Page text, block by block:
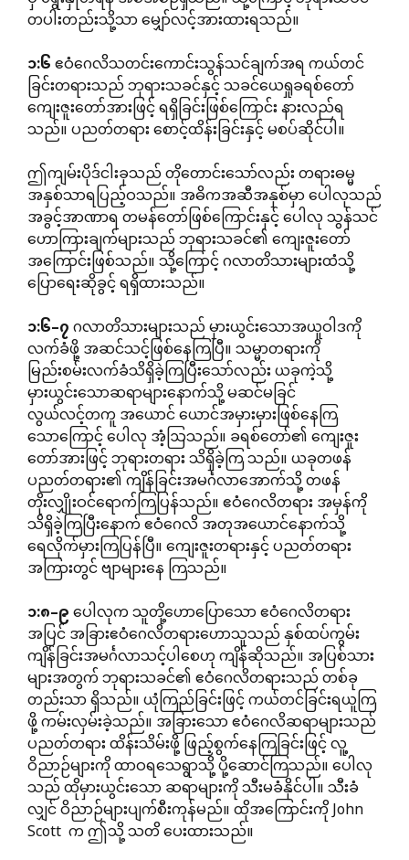
တပါးတည်းသို့သာ မျှော်လင့်အားထားရသည်။
၁:၆ဧဝံဂေလိသတင်းကောင်းသွန်သင်ချက်အရ ကယ်တင်
ခြင်းတရားသည် ဘုရားသခင်နှင့် သခင်ယေရှုခရစ်တော်
ကျေးဇူးတော်အားဖြင့် ရရှိခြင်းဖြစ်ကြောင်း နားလည်ရ
သည်။ ပညတ်တရား စောင့်ထိန်းခြင်းနှင့် မစပ်ဆိုင်ပါ။
ဤကျမ်းပိုဒ်ငါးခုသည် တိုတောင်းသော်လည်း တရားဓမ္မ
အနှစ်သာရပြည့်ဝသည်။ အဓိကအဆီအနှစ်မှာ ပေါလုသည်
အခွင့်အာဏာရ တမန်တော်ဖြစ်ကြောင်းနှင့် ပေါလု သွန်သင်
ဟောကြားချက်များသည် ဘုရားသခင်၏ ကျေးဇူးတော်
အကြောင်းဖြစ်သည်။ သို့ကြောင့် ဂလာတိသားများထံသို့
ပြောရေးဆိုခွင့် ရရှိထားသည်။
၁:၆–၇ဂလာတိသားများသည် မှားယွင်းသောအယူဝါဒကို
လက်ခံဖို့ အဆင်သင့်ဖြစ်နေကြပြီ။ သမ္မာတရားကို
မြည်းစမ်းလက်ခံသိရှိခဲ့ကြပြီးသော်လည်း ယခုကဲ့သို့
မှားယွင်းသောဆရာများနောက်သို့ မဆင်မခြင်
လွယ်လင့်တကူ အယောင် ယောင်အမှားမှားဖြစ်နေကြ
သောကြောင့် ပေါလု အံ့ဩသည်။ ခရစ်တော်၏ ကျေးဇူး
တော်အားဖြင့် ဘုရားတရား သိရှိခဲ့ကြ သည်။ ယခုတဖန်
ပညတ်တရား၏ ကျိန်ခြင်းအမင်္ဂလာအောက်သို့ တဖန်
တိုးလျှိုးဝင်ရောက်ကြပြန်သည်။ ဧဝံဂေလိတရား အမှန်ကို
သိရှိခဲ့ကြပြီးနောက် ဧဝံဂေလိ အတုအယောင်နောက်သို့
ရေလိုက်မှားကြပြန်ပြီ။ ကျေးဇူးတရားနှင့် ပညတ်တရား
အကြားတွင် ဗျာများနေ ကြသည်။
၁:၈–၉ပေါလုက သူတို့ဟောပြောသော ဧဝံဂေလိတရား
အပြင် အခြားဧဝံဂေလိတရားဟောသူသည် နှစ်ထပ်ကွမ်း
ကျိန်ခြင်းအမင်္ဂလာသင့်ပါစေဟု ကျိန်ဆိုသည်။ အပြစ်သား
များအတွက် ဘုရားသခင်၏ ဧဝံဂေလိတရားသည် တစ်ခု
တည်းသာ ရှိသည်။ ယုံကြည်ခြင်းဖြင့် ကယ်တင်ခြင်းရယူကြ
ဖို့ ကမ်းလှမ်းခဲ့သည်။ အခြားသော ဧဝံဂေလိဆရာများသည်
ပညတ်တရား ထိန်းသိမ်းဖို့ ဖြည့်စွက်နေကြခြင်းဖြင့် လူ့
ဝိညာဉ်များကို ထာဝရသေရွာသို့ ပို့ဆောင်ကြသည်။ ပေါလု
သည် ထိုမှားယွင်းသော ဆရာများကို သီးမခံနိုင်ပါ။ သီးခံ
လျှင် ဝိညာဉ်များပျက်စီးကုန်မည်။ ထိုအကြောင်းကို John
Scott က ဤသို့ သတိ ပေးထားသည်။